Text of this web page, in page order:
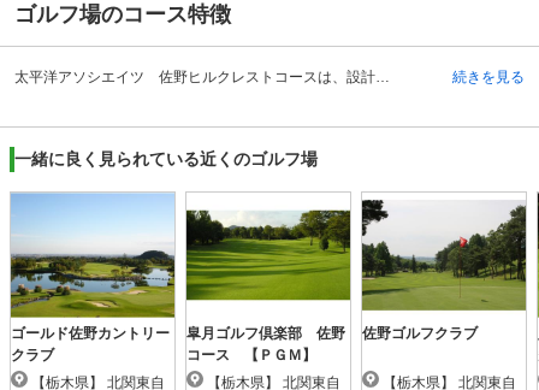
ゴルフ場のコース特徴
太平洋アソシエイツ 佐野ヒルクレストコースは、設計は本橋栄一氏、監修はD．ミュアへッド氏の非常のバラエティーに富んだコースです。コース改造は本間典雄氏が対応し7,017ヤード、パー72の18ホールで構成されています。コースレートは72.3で、欧米風なコースデザインの中にも和を感じる雰囲気を持っています。ワングリーンとそれを囲むガードバンカーの独特な形状には目を見張る程です。アメリカンタイプの池の配置から、 自生した樹木の林間タイプ、森が迫る高原タイプ、微妙にフェアウェイがうねる丘陵タイプと、18ホールのなかにさまざまなスタイルのホールが収まっています。各ホールが強い個性を放ち、どのホールも挑戦意欲をかき立てられる魅力的なコースです。 続きを見る
一緒に良く見られている近くのゴルフ場
ゴールド佐野カントリー
クラブ
皐月ゴルフ倶楽部 佐野
コース 【ＰＧＭ】
佐野ゴルフクラブ